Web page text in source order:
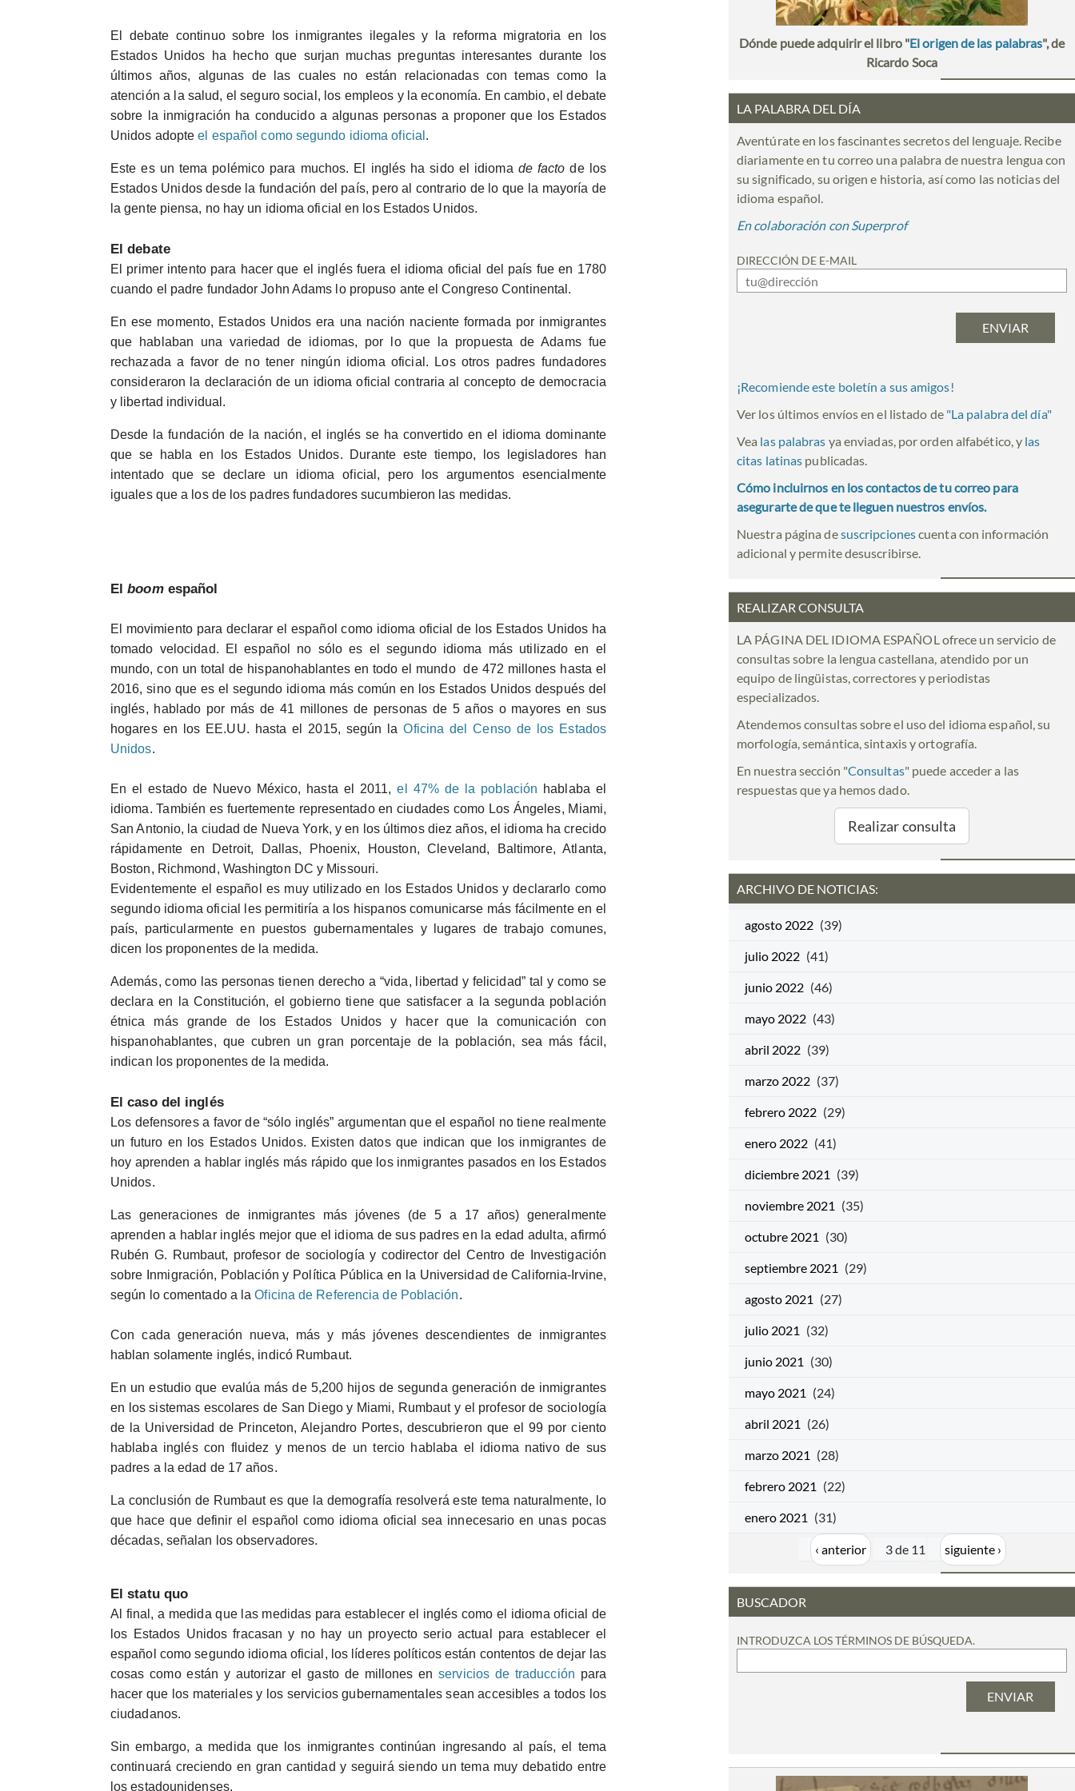
El debate continuo sobre los inmigrantes ilegales y la reforma migratoria en los
Estados Unidos ha hecho que surjan muchas preguntas interesantes durante los
últimos años, algunas de las cuales no están relacionadas con temas como la
atención a la salud, el seguro social, los empleos y la economía. En cambio, el debate
sobre la inmigración ha conducido a algunas personas a proponer que los Estados
Unidos adopteel español como segundo idioma oficial .
Este es un tema polémico para muchos. El inglés ha sido el idioma de facto de los
Estados Unidos desde la fundación del país, pero al contrario de lo que la mayoría de
la gente piensa, no hay un idioma oficial en los Estados Unidos.
El debate
El primer intento para hacer que el inglés fuera el idioma oficial del país fue en 1780
cuando el padre fundador John Adams lo propuso ante el Congreso Continental.
En ese momento, Estados Unidos era una nación naciente formada por inmigrantes
que hablaban una variedad de idiomas, por lo que la propuesta de Adams fue
rechazada a favor de no tener ningún idioma oficial. Los otros padres fundadores
consideraron la declaración de un idioma oficial contraria al concepto de democracia
y libertad individual.
Desde la fundación de la nación, el inglés se ha convertido en el idioma dominante
que se habla en los Estados Unidos. Durante este tiempo, los legisladores han
intentado que se declare un idioma oficial, pero los argumentos esencialmente
iguales que a los de los padres fundadores sucumbieron las medidas.
Elboomespañol
El movimiento para declarar el español como idioma oficial de los Estados Unidos ha
tomado velocidad. El español no sólo es el segundo idioma más utilizado en el
mundo, con un total de hispanohablantes en todo el mundo de 472 millones hasta el
2016, sino que es el segundo idioma más común en los Estados Unidos después del
inglés, hablado por más de 41 millones de personas de 5 años o mayores en sus
hogares en los EE.UU. hasta el 2015, según laOficina del Censo de los Estados
Unidos.
En el estado de Nuevo México, hasta el 2011,el 47% de la población hablaba el
idioma. También es fuertemente representado en ciudades como Los Ángeles, Miami,
San Antonio, la ciudad de Nueva York, y en los últimos diez años, el idioma ha crecido
rápidamente en Detroit, Dallas, Phoenix, Houston, Cleveland, Baltimore, Atlanta,
Boston, Richmond, Washington DC y Missouri.
Evidentemente el español es muy utilizado en los Estados Unidos y declararlo como
segundo idioma oficial les permitiría a los hispanos comunicarse más fácilmente en el
país, particularmente en puestos gubernamentales y lugares de trabajo comunes,
dicen los proponentes de la medida.
Además, como las personas tienen derecho a “vida, libertad y felicidad” tal y como se
declara en la Constitución, el gobierno tiene que satisfacer a la segunda población
étnica más grande de los Estados Unidos y hacer que la comunicación con
hispanohablantes, que cubren un gran porcentaje de la población, sea más fácil,
indican los proponentes de la medida.
El caso del inglés
Los defensores a favor de “sólo inglés” argumentan que el español no tiene realmente
un futuro en los Estados Unidos. Existen datos que indican que los inmigrantes de
hoy aprenden a hablar inglés más rápido que los inmigrantes pasados en los Estados
Unidos.
Las generaciones de inmigrantes más jóvenes (de 5 a 17 años) generalmente
aprenden a hablar inglés mejor que el idioma de sus padres en la edad adulta, afirmó
Rubén G. Rumbaut, profesor de sociología y codirector del Centro de Investigación
sobre Inmigración, Población y Política Pública en la Universidad de California-Irvine,
según lo comentado a laOficina de Referencia de Población.
Con cada generación nueva, más y más jóvenes descendientes de inmigrantes
hablan solamente inglés, indicó Rumbaut.
En un estudio que evalúa más de 5,200 hijos de segunda generación de inmigrantes
en los sistemas escolares de San Diego y Miami, Rumbaut y el profesor de sociología
de la Universidad de Princeton, Alejandro Portes, descubrieron que el 99 por ciento
hablaba inglés con fluidez y menos de un tercio hablaba el idioma nativo de sus
padres a la edad de 17 años.
La conclusión de Rumbaut es que la demografía resolverá este tema naturalmente, lo
que hace que definir el español como idioma oficial sea innecesario en unas pocas
décadas, señalan los observadores.
El statu quo
Al final, a medida que las medidas para establecer el inglés como el idioma oficial de
los Estados Unidos fracasan y no hay un proyecto serio actual para establecer el
español como segundo idioma oficial, los líderes políticos están contentos de dejar las
cosas como están y autorizar el gasto de millones enservicios de traducción para
hacer que los materiales y los servicios gubernamentales sean accesibles a todos los
ciudadanos.
Sin embargo, a medida que los inmigrantes continúan ingresando al país, el tema
continuará creciendo en gran cantidad y seguirá siendo un tema muy debatido entre
los estadounidenses.
Dónde puede adquirir el libro "El origen de las palabras", de
Ricardo Soca
LA PALABRA DEL DÍA
Aventúrate en los fascinantes secretos del lenguaje. Recibe
diariamente en tu correo una palabra de nuestra lengua con
su significado, su origen e historia, así como las noticias del
idioma español.
En colaboración con Superprof
DIRECCIÓN DE E-MAIL
¡Recomiende este boletín a sus amigos!
Ver los últimos envíos en el listado de "La palabra del día"
Vea las palabras ya enviadas, por orden alfabético, y las
citas latinas publicadas.
Cómo incluirnos en los contactos de tu correo para
asegurarte de que te lleguen nuestros envíos.
Nuestra página desuscripcionescuenta con información
adicional y permite desuscribirse.
REALIZAR CONSULTA
LA PÁGINA DEL IDIOMA ESPAÑOL ofrece un servicio de
consultas sobre la lengua castellana, atendido por un
equipo de lingüistas, correctores y periodistas
especializados.
Atendemos consultas sobre el uso del idioma español, su
morfología, semántica, sintaxis y ortografía.
En nuestra sección "Consultas" puede acceder a las
respuestas que ya hemos dado.
Realizar consulta
ARCHIVO DE NOTICIAS:
agosto 2022 (39)
julio 2022 (41)
junio 2022 (46)
mayo 2022 (43)
abril 2022 (39)
marzo 2022 (37)
febrero 2022 (29)
enero 2022 (41)
diciembre 2021 (39)
noviembre 2021 (35)
octubre 2021 (30)
septiembre 2021 (29)
agosto 2021 (27)
julio 2021 (32)
junio 2021 (30)
mayo 2021 (24)
abril 2021 (26)
marzo 2021 (28)
febrero 2021 (22)
enero 2021 (31)
‹ anterior 3 de 11 siguiente ›
BUSCADOR
INTRODUZCA LOS TÉRMINOS DE BÚSQUEDA.